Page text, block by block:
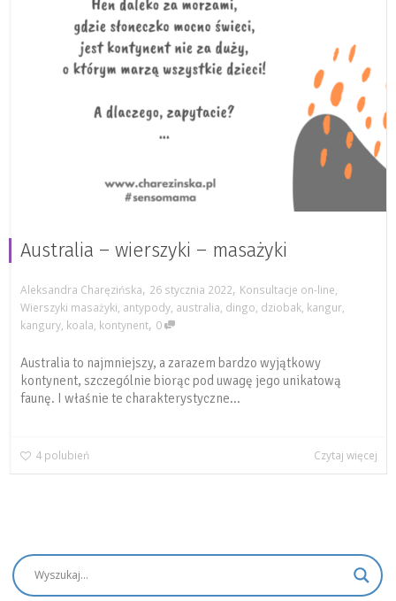
Australia – wierszyki – masażyki
Aleksandra Charęzińska, 26 stycznia 2022, Konsultacje on-line
Wierszyki masażyki antypody australia dingo dziobak kangur
kangury koala kontynent, 0
Australia to najmniejszy, a zarazem bardzo wyjątkowy
kontynent, szczególnie biorąc pod uwagę jego unikatową
faunę. I właśnie te charakterystyczne...
4 polubień Czytaj więcej